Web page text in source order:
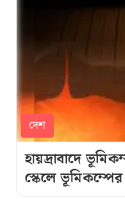
দেশ
হায়দ্রাবাদে
স্কেলে ভূমিকম্পের